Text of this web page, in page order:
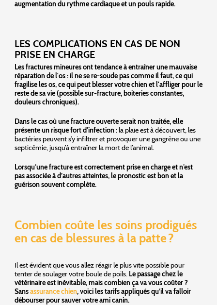
augmentation du rythme cardiaque et un pouls rapide.
LES COMPLICATIONS EN CAS DE NON
PRISE EN CHARGE
Les fractures mineures ont tendance à entraîner une mauvaise
réparation de l'os : il ne se re-soude pas comme il faut, ce qui
fragilise les os, ce qui peut blesser votre chien et l'affliger pour le
reste de sa vie (possible sur-fracture, boiteries constantes,
douleurs chroniques).
Dans le cas où une fracture ouverte serait non traitée, elle
présente un risque fort d'infection: la plaie est à découvert, les
bactéries peuvent s’y infiltrer et provoquer une gangrène ou une
septicémie, jusqu’à entraîner la mort de l’animal.
Lorsqu’une fracture est correctement prise en charge et n’est
pas associée à d’autres atteintes, le pronostic est bon et la
guérison souvent complète.
Combien coûte les soins prodigués
en cas de blessures à la patte ?
Il est évident que vous allez réagir le plus vite possible pour
tenter de soulager votre boule de poils. Le passage chez le
vétérinaire est inévitable, mais combien ça va vous coûter ?
Sansassurance chien, voici les tarifs appliqués qu’il va falloir
débourser pour sauver votre ami canin.